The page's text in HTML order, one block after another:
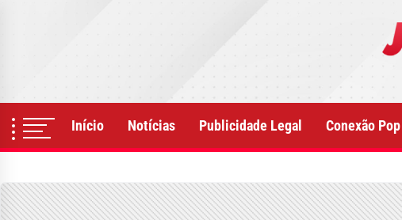
Início Notícias Publicidade Legal Conexão Pop